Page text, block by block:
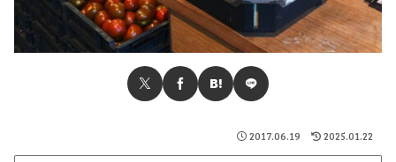
2017.06.19 2025.01.22